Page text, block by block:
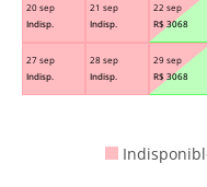
20 sep
Indisp.
21 sep
Indisp.
22 sep
R$ 3068
27 sep
Indisp.
28 sep
Indisp.
29 sep
R$ 3068